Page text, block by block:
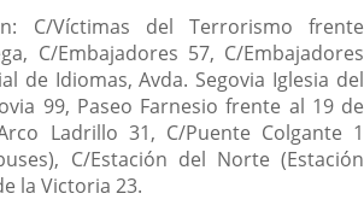
C/Víctimas del Terrorismo frente
C/Embajadores 57, C/Embajadores
de Idiomas, Avda. Segovia Iglesia del
99, Paseo Farnesio frente al 19 de
Ladrillo 31, C/Puente Colgante 1
C/Estación del Norte (Estación
la Victoria 23.